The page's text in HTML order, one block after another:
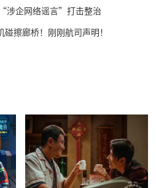
涉企网络谣言”打击整治
擦廊桥！刚刚航司声明！